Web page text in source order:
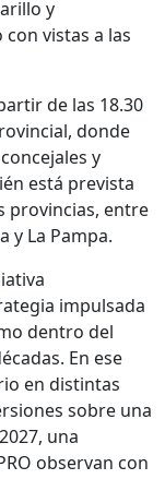
y
vistas a las
de las 18.30
donde
y
está prevista
provincias, entre
y La Pampa.
impulsada
dentro del
En ese
en distintas
sobre una
una
observan con